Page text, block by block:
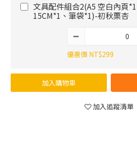
文具配件組合2(A5 空白內頁
15CM*1、筆袋*1)-初秋栗杏
優惠價 NT$299
加入購物車
加入追蹤清單